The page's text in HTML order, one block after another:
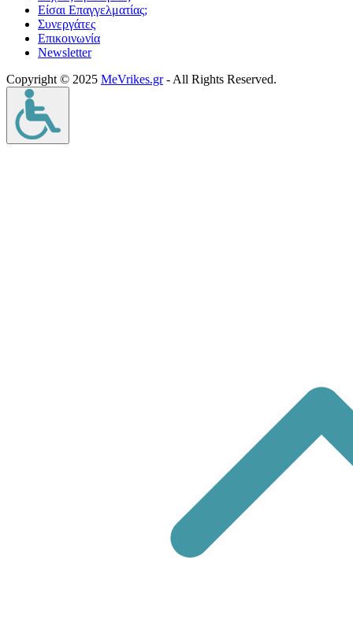
Είσαι Επαγγελματίας;
Συνεργάτες
Επικοινωνία
Νewsletter
Copyright © 2025 MeVrikes.gr- All Rights Reserved.